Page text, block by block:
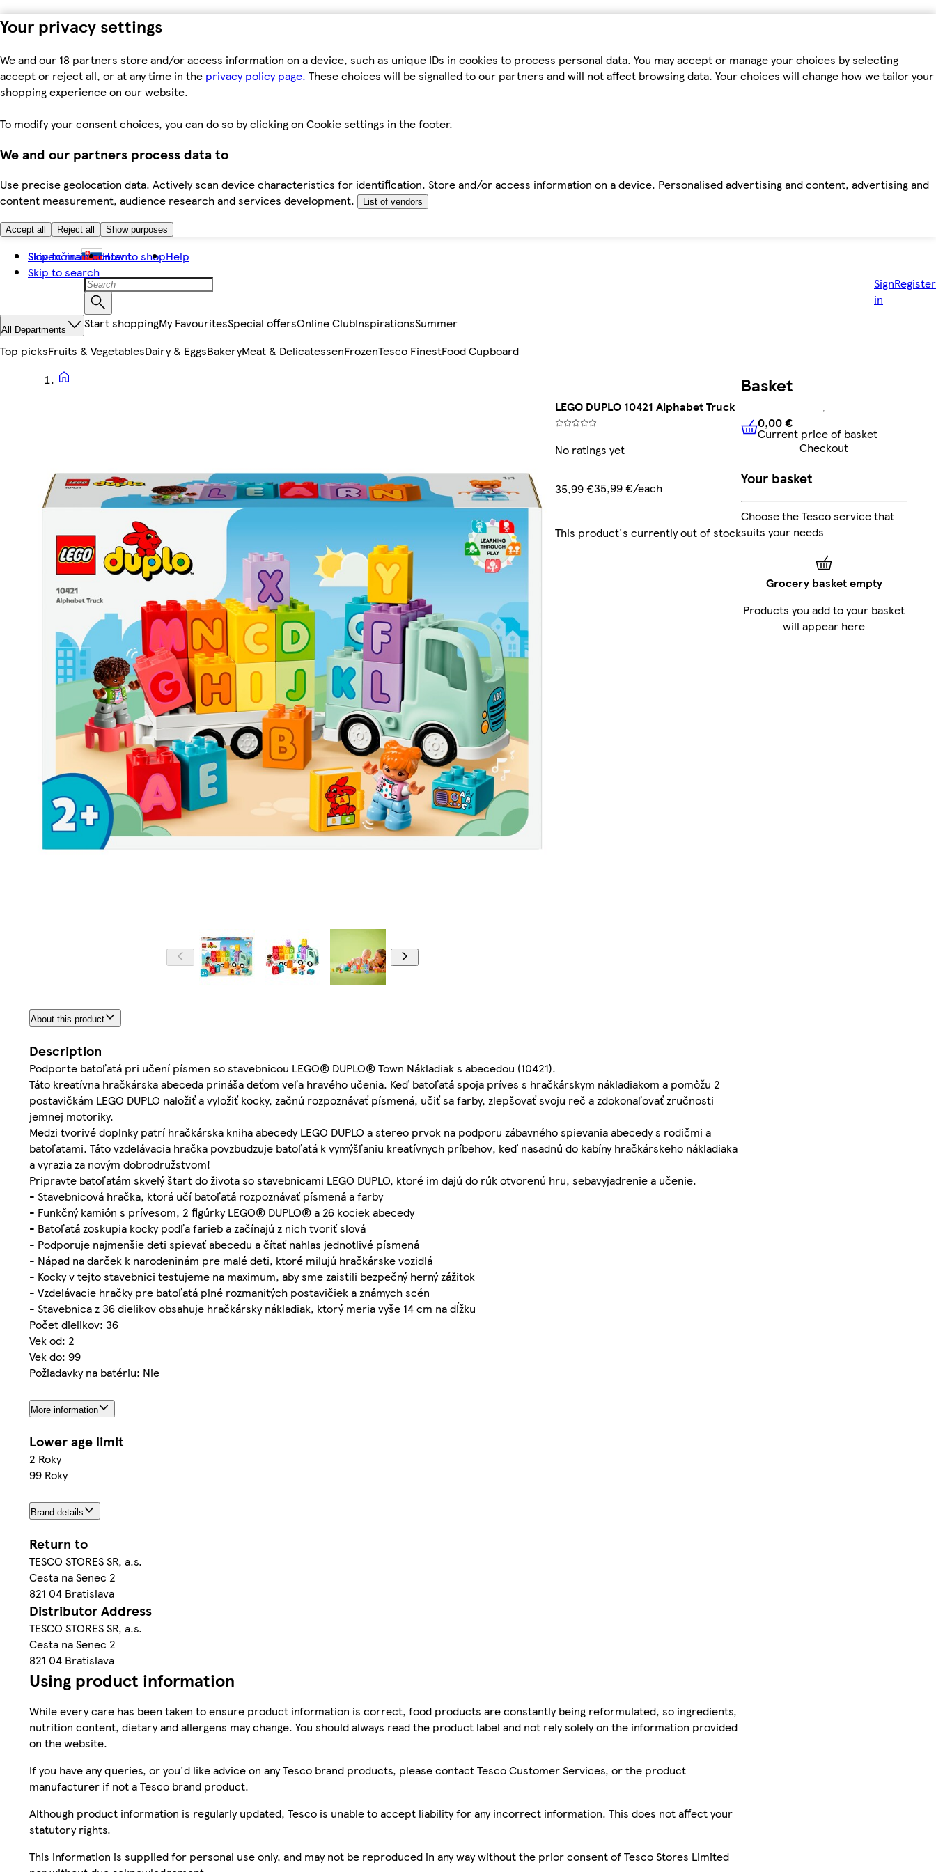
Your privacy settings
We and our 18 partners store and/or access information on a device, such as unique IDs in cookies to process personal data. You may accept or manage your choices by selecting
accept or reject all, or at any time in the privacy policy page. These choices will be signalled to our partners and will not affect browsing data. Your choices will change how we tailor your
shopping experience on our website.
To modify your consent choices, you can do so by clicking on Cookie settings in the footer.
We and our partners process data to
Use precise geolocation data. Actively scan device characteristics for identification. Store and/or access information on a device. Personalised advertising and content, advertising and
content measurement, audience research and services development.
List of vendors
Accept all Reject all Show purposes
Skip to main content
Skip to search
Slovenčina How to shopHelp
Sign
in
Register
All Departments Start shoppingMy FavouritesSpecial offersOnline ClubInspirationsSummer
Top picksFruits & VegetablesDairy & EggsBakeryMeat & DelicatessenFrozenTesco FinestFood Cupboard
LEGO DUPLO 10421 Alphabet Truck
No ratings yet
35,99 €35,99 €/each
This product's currently out of stock
About this product
Description
Podporte batoľatá pri učení písmen so stavebnicou LEGO® DUPLO® Town Nákladiak s abecedou (10421).
Táto kreatívna hračkárska abeceda prináša deťom veľa hravého učenia. Keď batoľatá spoja príves s hračkárskym nákladiakom a pomôžu 2
postavičkám LEGO DUPLO naložiť a vyložiť kocky, začnú rozpoznávať písmená, učiť sa farby, zlepšovať svoju reč a zdokonaľovať zručnosti
jemnej motoriky.
Medzi tvorivé doplnky patrí hračkárska kniha abecedy LEGO DUPLO a stereo prvok na podporu zábavného spievania abecedy s rodičmi a
batoľatami. Táto vzdelávacia hračka povzbudzuje batoľatá k vymýšľaniu kreatívnych príbehov, keď nasadnú do kabíny hračkárskeho nákladiaka
a vyrazia za novým dobrodružstvom!
Pripravte batoľatám skvelý štart do života so stavebnicami LEGO DUPLO, ktoré im dajú do rúk otvorenú hru, sebavyjadrenie a učenie.
- Stavebnicová hračka, ktorá učí batoľatá rozpoznávať písmená a farby
- Funkčný kamión s prívesom, 2 figúrky LEGO® DUPLO® a 26 kociek abecedy
- Batoľatá zoskupia kocky podľa farieb a začínajú z nich tvoriť slová
- Podporuje najmenšie deti spievať abecedu a čítať nahlas jednotlivé písmená
- Nápad na darček k narodeninám pre malé deti, ktoré milujú hračkárske vozidlá
- Kocky v tejto stavebnici testujeme na maximum, aby sme zaistili bezpečný herný zážitok
- Vzdelávacie hračky pre batoľatá plné rozmanitých postavičiek a známych scén
- Stavebnica z 36 dielikov obsahuje hračkársky nákladiak, ktorý meria vyše 14 cm na dĺžku
Počet dielikov: 36
Vek od: 2
Vek do: 99
Požiadavky na batériu: Nie
More information
Lower age limit
2 Roky
99 Roky
Brand details
Return to
TESCO STORES SR, a.s.
Cesta na Senec 2
821 04 Bratislava
Distributor Address
TESCO STORES SR, a.s.
Cesta na Senec 2
821 04 Bratislava
Using product information
While every care has been taken to ensure product information is correct, food products are constantly being reformulated, so ingredients,
nutrition content, dietary and allergens may change. You should always read the product label and not rely solely on the information provided
on the website.
If you have any queries, or you'd like advice on any Tesco brand products, please contact Tesco Customer Services, or the product
manufacturer if not a Tesco brand product.
Although product information is regularly updated, Tesco is unable to accept liability for any incorrect information. This does not affect your
statutory rights.
This information is supplied for personal use only, and may not be reproduced in any way without the prior consent of Tesco Stores Limited
Basket
0,00 €Current price of
0,00 €
Current price of basket
Checkout
Your basket
Choose the Tesco service that
suits your needs
Grocery basket empty
Products you add to your basket
will appear here